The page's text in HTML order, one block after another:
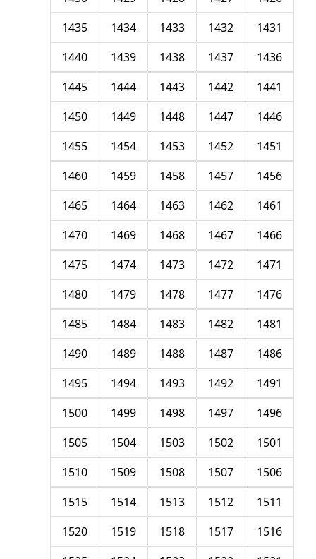
1431
1432
1433
1434
1435
1436
1437
1438
1439
1440
1441
1442
1443
1444
1445
1446
1447
1448
1449
1450
1451
1452
1453
1454
1455
1456
1457
1458
1459
1460
1461
1462
1463
1464
1465
1466
1467
1468
1469
1470
1471
1472
1473
1474
1475
1476
1477
1478
1479
1480
1481
1482
1483
1484
1485
1486
1487
1488
1489
1490
1491
1492
1493
1494
1495
1496
1497
1498
1499
1500
1501
1502
1503
1504
1505
1506
1507
1508
1509
1510
1511
1512
1513
1514
1515
1516
1517
1518
1519
1520